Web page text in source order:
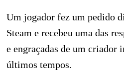
Um jogador fez um pedido
Steam e recebeu uma das
e engraçadas de um criador
últimos tempos.